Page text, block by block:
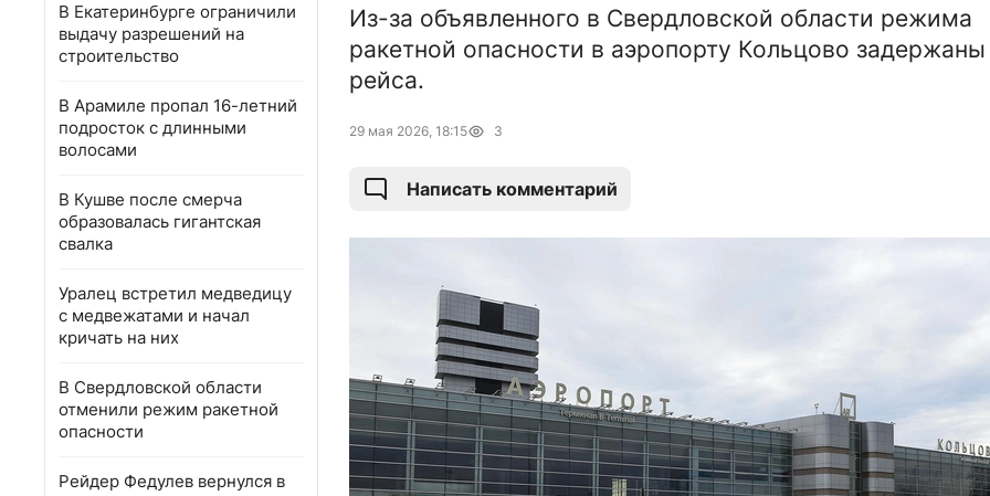
В Екатеринбурге ограничили
выдачу разрешений на
строительство
В Арамиле пропал 16-летний
подросток с длинными
волосами
В Кушве после смерча
образовалась гигантская
свалка
Уралец встретил медведицу
с медвежатами и начал
кричать на них
В Свердловской области
отменили режим ракетной
опасности
Рейдер Федулев вернулся в
Из-за объявленного в Свердловской области режима
ракетной опасности в аэропорту Кольцово
рейса.
29 мая 2026, 18:15 3
Написать комментарий